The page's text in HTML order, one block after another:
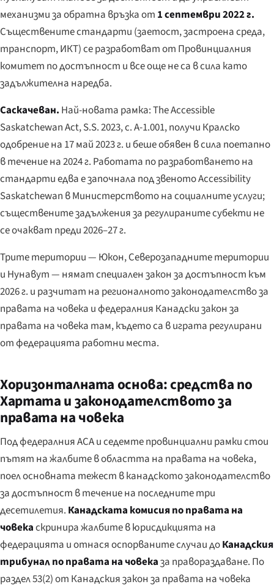
механизми за обратна връзка от 1 септември 2022 г.
Съществените стандарти (заетост, застроена среда,
транспорт, ИКТ) се разработват от Провинциалния
комитет по достъпност и все още не са в сила като
задължителна наредба.
Саскачеван. Най-новата рамка:The Accessible
Saskatchewan Act, S.S. 2023, c. A-1.001, получи Кралско
одобрение на 17 май 2023 г. и беше обявен в сила поетапно
в течение на 2024 г. Работата по разработването на
стандарти едва е започнала под звеното Accessibility
Saskatchewan в Министерството на социалните услуги;
съществените задължения за регулираните субекти не
се очакват преди 2026–27 г.
Трите територии — Юкон, Северозападните територии
и Нунавут — нямат специален закон за достъпност към
2026 г. и разчитат на регионалното законодателство за
правата на човека и федералния Канадски закон за
правата на човека там, където са в играта регулирани
от федерацията работни места.
Хоризонталната основа: средства по
Хартата и законодателството за
правата на човека
Под федералния ACA и седемте провинциални рамки стои
пътят на жалбите в областта на правата на човека,
поел основната тежест в канадското законодателство
за достъпност в течение на последните три
десетилетия. Канадската комисия по правата на
човекаскринира жалбите в юрисдикцията на
федерацията и отнася оспорваните случаи доКанадския
трибунал по правата на човеказа правораздаване. По
раздел 53(2) от Канадския закон за правата на човека